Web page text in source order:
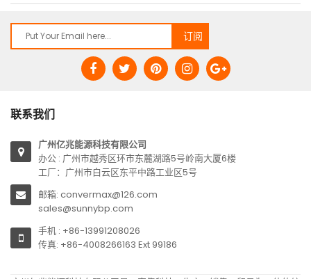
联系我们
广州亿兆能源科技有限公司
办公 : 广州市越秀区环市东麓湖路5号岭南大厦6楼
工厂：广州市白云区东平中路工业区5号
邮箱: convermax@126.com
sales@sunnybp.com
手机 : +86-13991208026
传真: +86-4008266163 Ext 99186